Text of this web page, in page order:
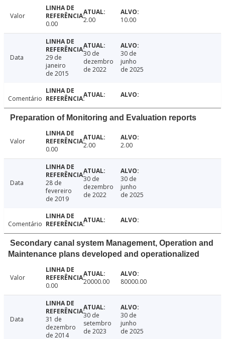
Valor
0.00
2.00 10.00
Data
29 de
janeiro
de 2015
30 de
dezembro
de 2022
30 de
junho
de 2025
Comentário
Preparation of Monitoring and Evaluation reports
Valor
0.00
2.00 2.00
Data
28 de
fevereiro
de 2019
30 de
dezembro
de 2022
30 de
junho
de 2025
Comentário
Secondary canal system Management, Operation and
Maintenance plans developed and operationalized
Valor
0.00
20000.00 80000.00
Data
31 de
dezembro
de 2014
30 de
setembro
de 2023
30 de
junho
de 2025